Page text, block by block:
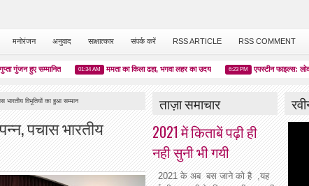
मनोरंजन अनुवाद साक्षात्कार संपर्क करें RSS ARTICLE RSS COMMENT
सम्मानित 01:34 AM ममता का किला ढहा, भगवा लहर का उदय 6:23 PM एपस्टीन फाइल्स: लोकतंत्र
भारतीय विभूतियों का हुआ सम्मान
पचास भारतीय
ताज़ा समाचार
2021 में किताबें पढ़ी ही
नही सुनी भी गयी
2021 के अब बस जाने को है ,यह